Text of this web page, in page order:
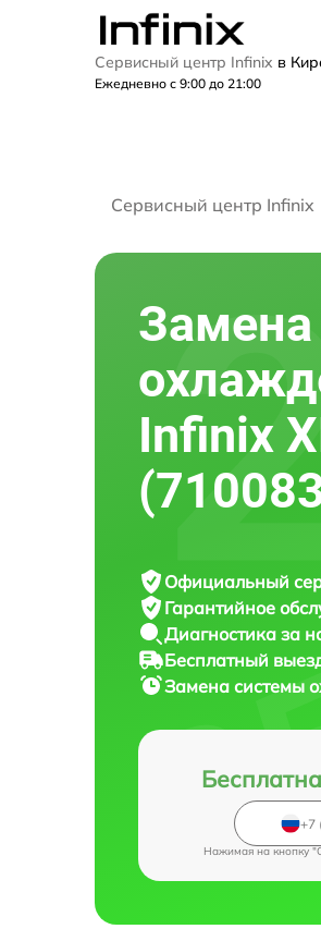
Сервисный центр Infinix в
Ежедневно с 9:00 до 21:00
Сервисный центр Infinix
Infinix
Официальный
Гарантийное
Диагностика за
Бесплатный
Замена системы
Нажимая на кнопку